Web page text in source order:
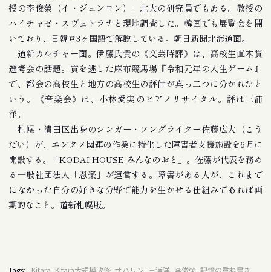
授の李俊榮（イ・ジュンヨン）。北大の研究員でもある。教授の
パイチャゼ・スヴェトラナと現地調査した。韓国でも展覧会を開
いており、日韓ロ3ヶ国語で解説している。朝日新聞北海道面。
道新カルチャー面。伊藤氏貴の《文芸時評》は、高校生直木賞
選考会の話題。賞を逃した麻布競馬場『令和元年の人生ゲーム』
で、都会の高校生と地方の高校生の評価が真っ二つに分かれたと
いう。《音楽会》は、小林愛実のピアノリサイタル。評は三浦
洋。
札幌・清田区出身のシンガー・ソングライター佐藤広大（こう
だい）が、エンタメ関連の作業に特化した障害者支援施設を6月に
開設する。「KODAI HOUSE みんなのおと」。佐藤が代表を務め
る一般社団法人「恩楽」が運営する。障害がある人が、これまで
になかった自分の好きな分野で能力を生かせる仕組みであれば画
期的なこと。道新札幌版。